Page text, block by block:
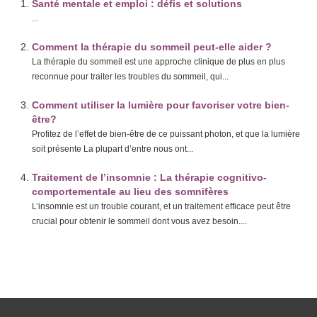
Santé mentale et emploi : défis et solutions
...
Comment la thérapie du sommeil peut-elle aider ?
La thérapie du sommeil est une approche clinique de plus en plus
reconnue pour traiter les troubles du sommeil, qui...
Comment utiliser la lumière pour favoriser votre bien-
être?
Profitez de l’effet de bien-être de ce puissant photon, et que la lumière
soit présente La plupart d’entre nous ont...
Traitement de l’insomnie : La thérapie cognitivo-
comportementale au lieu des somnifères
L’insomnie est un trouble courant, et un traitement efficace peut être
crucial pour obtenir le sommeil dont vous avez besoin....